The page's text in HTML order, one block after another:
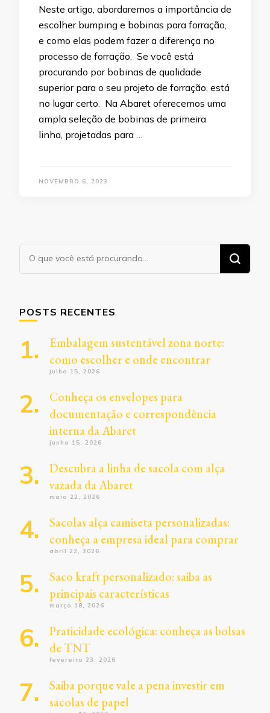
Neste artigo, abordaremos a importância de
escolher bumping e bobinas para forração,
e como elas podem fazer a diferença no
processo de forração. Se você está
procurando por bobinas de qualidade
superior para o seu projeto de forração, está
no lugar certo. Na Abaret oferecemos uma
ampla seleção de bobinas de primeira
linha, projetadas para …
NOVEMBRO 6, 2023
Procurando
algo?
POSTS RECENTES
Embalagem sustentável zona norte:
como escolher e onde encontrar
julho 15, 2026
Conheça os envelopes para
documentação e correspondência
interna da Abaret
junho 15, 2026
Descubra a linha de sacola com alça
vazada da Abaret
maio 22, 2026
Sacolas alça camiseta personalizadas:
conheça a empresa ideal para comprar
abril 22, 2026
Saco kraft personalizado: saiba as
principais características
março 18, 2026
Praticidade ecológica: conheça as bolsas
de TNT
fevereiro 23, 2026
Saiba porque vale a pena investir em
sacolas de papel